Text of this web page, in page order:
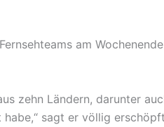
am
zehn Ländern, darunter
sagt er völlig